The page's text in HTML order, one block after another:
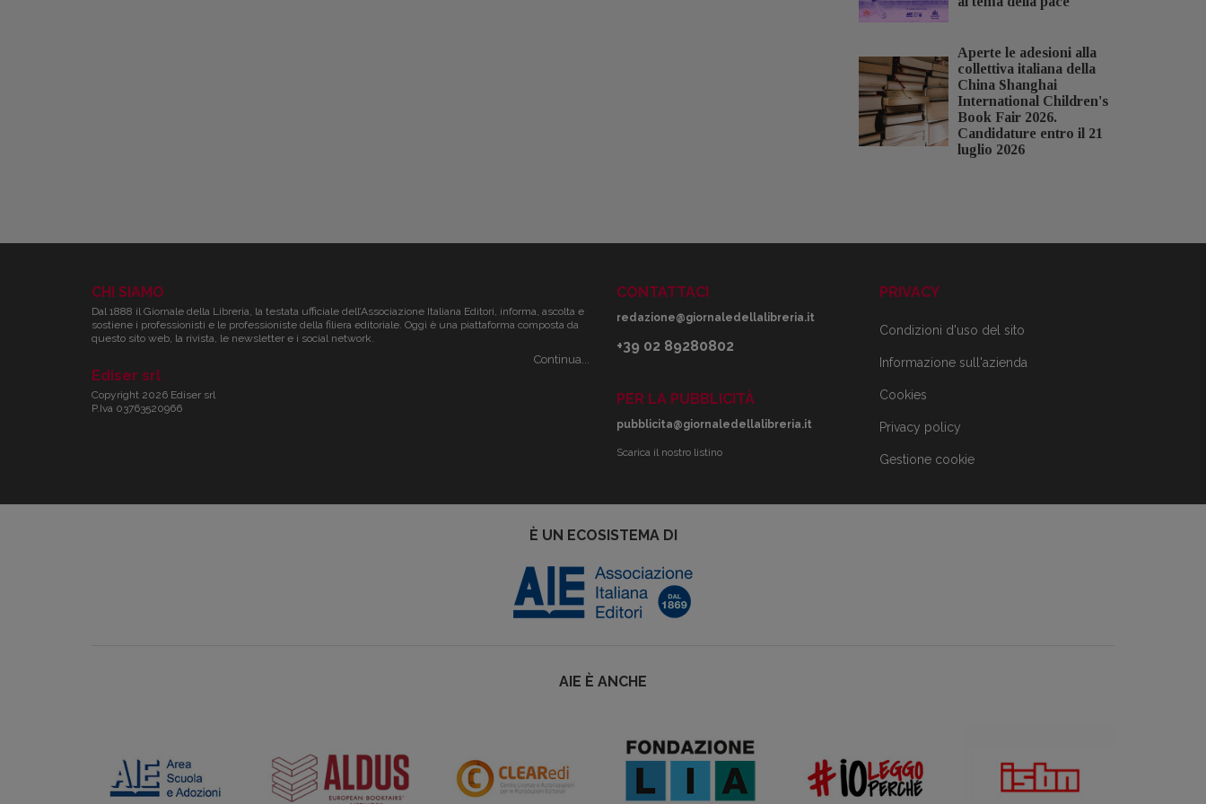
Aperte le adesioni alla
collettiva italiana della
China Shanghai
International Children's
Book Fair 2026.
Candidature entro il 21
luglio 2026
CHI SIAMO
Dal 1888 il Giornale della Libreria, la testata ufficiale dell’Associazione Italiana Editori, informa, ascolta e
sostiene i professionisti e le professioniste della filiera editoriale. Oggi è una piattaforma composta da
questo sito web, la rivista, le newsletter e i social network.
Continua...
Ediser srl
Copyright 2026 Ediser srl
P.Iva 03763520966
CONTATTACI
redazione@giornaledellalibreria.it
+39 02 89280802
PER LA PUBBLICITÀ
pubblicita@giornaledellalibreria.it
Scarica il nostro listino
PRIVACY
Condizioni d'uso del sito
Informazione sull'azienda
Cookies
Privacy policy
Gestione cookie
È UN ECOSISTEMA DI
AIE È ANCHE